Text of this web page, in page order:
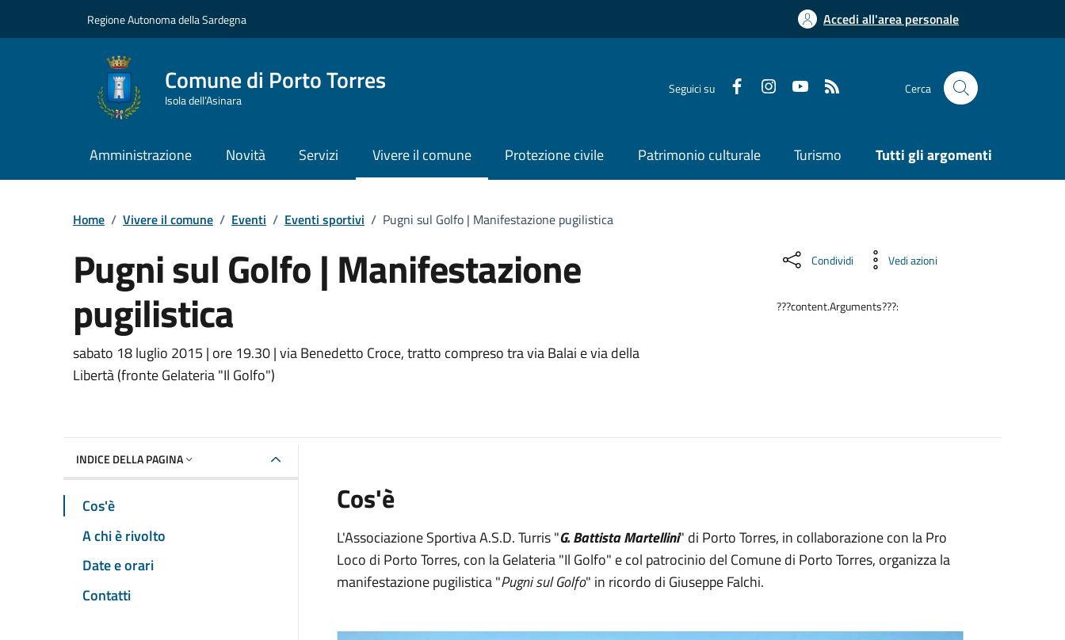
Regione Autonoma della Sardegna Accedi all'area personale
Comune di Porto Torres
Isola dell’Asinara
Seguici su Cerca
Amministrazione Novità Servizi Vivere il comune Protezione civile Patrimonio culturale Turismo Tutti gli argomenti
Home / Vivere il comune / Eventi / Eventi sportivi / Pugni sul Golfo | Manifestazione pugilistica
Pugni sul Golfo | Manifestazione
pugilistica
Dettaglio dell'evento
sabato 18 luglio 2015 | ore 19.30 | via Benedetto Croce, tratto compreso tra via Balai e via della
Libertà (fronte Gelateria "Il Golfo")
Condividi Vedi azioni
???content.Arguments???:
INDICE DELLA PAGINA
Cos'è
A chi è rivolto
Date e orari
Contatti
Cos'è
L'Associazione Sportiva A.S.D. Turris "G. Battista Martellini" di Porto Torres, in collaborazione con la Pro
Loco di Porto Torres, con la Gelateria "Il Golfo" e col patrocinio del Comune di Porto Torres, organizza la
manifestazione pugilistica "Pugni sul Golfo" in ricordo di Giuseppe Falchi.